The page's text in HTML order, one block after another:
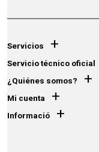
Servicios +
Servicio técnico oficial
¿Quiénes somos? +
Mi cuenta +
Informació +